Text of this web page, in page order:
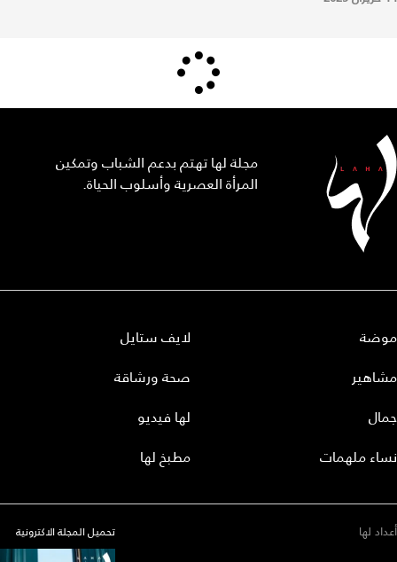
مجلة لها تهتم بدعم الشباب وتمكين
المرأة العصرية وأسلوب الحياة.
موضة
مشاهير
جمال
نساء ملهمات
لايف ستايل
صحة ورشاقة
لها فيديو
مطبخ لها
أعداد لها
تحميل المجلة الاكترونية